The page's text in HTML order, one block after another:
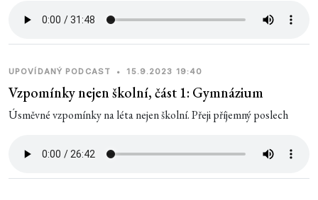
UPOVÍDANÝ PODCAST • 15.9.2023 19:40
Vzpomínky nejen školní, část 1: Gymnázium
Úsměvné vzpomínky na léta nejen školní. Přeji příjemný poslech